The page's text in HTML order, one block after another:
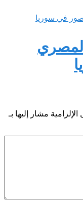
المصري
الإلزامية مشار إليها بـ